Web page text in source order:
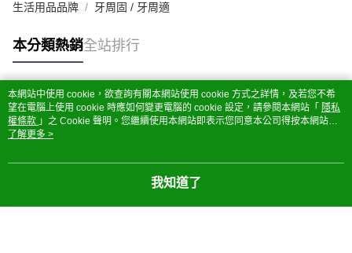
生活用品品牌 牙周固 / 牙周適
本分類熱銷全站排行
熱門標籤
本網站中使用 cookie，欲查詢有關本網站使用 cookie 方式之詳情，及若您不希
望在電腦上使用 cookie 時應如何變更電腦的 cookie 設定，請參閱本網站「 隱私
權條款 」之 Cookie 聲明。您繼續使用本網站即表示您同意本公司得按本網站使
用條款之 Cookie 聲明使用 cookie。
了解更多 >
我知道了